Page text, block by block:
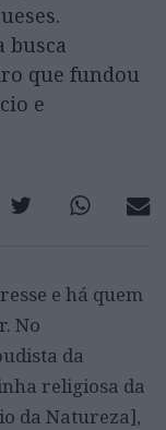
busca
que fundou
e
e há quem
No
da
religiosa da
da Natureza],